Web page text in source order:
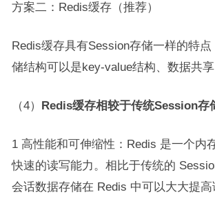
方案二：Redis缓存（推荐）
Redis缓存具有Session存储一样的特
储结构可以是key-value结构、数据共享
（4） Redis缓存相较于传统Session存
1 高性能和可伸缩性：Redis 是一个内
快速的读写能力。相比于传统的
会话数据存储在 Redis 中可以大大提